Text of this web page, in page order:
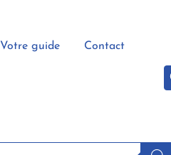
Votre guide Contact